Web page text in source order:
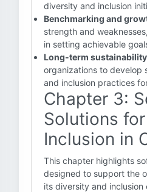
diversity and inclusion
Benchmarking and
strength and
in setting achievable
Long-term
organizations to develop
and inclusion practices
Chapter 3:
Solutions
Inclusion in
This chapter highlights
designed to support the
its diversity and inclusion